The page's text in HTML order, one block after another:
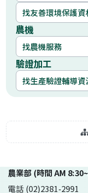
找友善環境保護資
農機
找農機服務
驗證加工
找生產驗證輔導資
農業部 (時間 AM
電話 (02)2381-2991